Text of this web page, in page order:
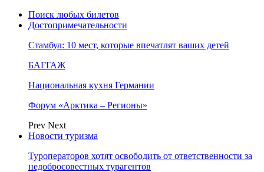
Поиск любых билетов
Достопримечательности
Стамбул: 10 мест, которые впечатлят ваших детей
БАГГАЖ
Национальная кухня Германии
Форум «Арктика – Регионы»
Prev Next
Новости туризма
Туроператоров хотят освободить от ответственности за
недобросовестных турагентов